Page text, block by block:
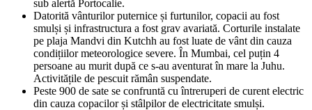
sub alertă Portocalie.
Datorită vânturilor puternice și furtunilor, copacii au fost
smulși și infrastructura a fost grav avariată. Corturile instalate
pe plaja Mandvi din Kutchh au fost luate de vânt din cauza
condițiilor meteorologice severe. În Mumbai, cel puțin 4
persoane au murit după ce s-au aventurat în mare la Juhu.
Activitățile de pescuit rămân suspendate.
Peste 900 de sate se confruntă cu întreruperi de curent electric
din cauza copacilor și stâlpilor de electricitate smulși.